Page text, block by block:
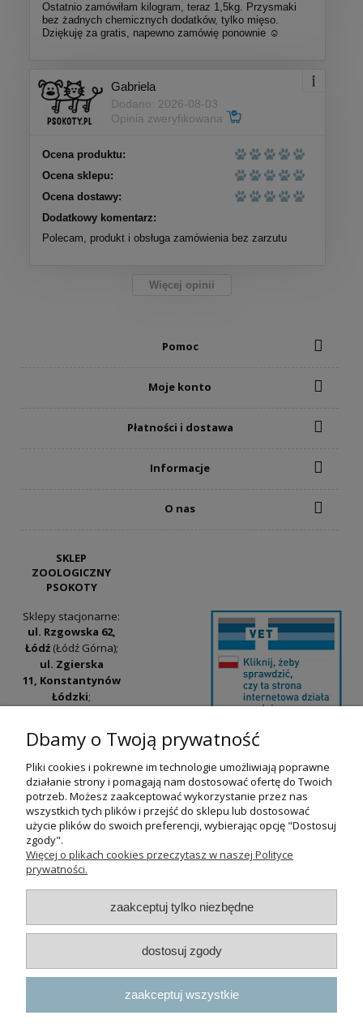
Ostatnio zamówiłam kilogram, teraz 1,5kg. Przysmaki
bez żadnych chemicznych dodatków, tylko mięso.
Dziękuję za gratis, napewno zamówię ponownie ☺️
Gabriela
Dodano: 2026-08-03
Opinia zweryfikowana
Ocena produktu:
Ocena sklepu:
Ocena dostawy:
Dodatkowy komentarz:
Polecam, produkt i obsługa zamówienia bez zarzutu
Więcej opinii
Pomoc
Moje konto
Płatności i dostawa
Informacje
O nas
SKLEP
ZOOLOGICZNY
PSOKOTY
Sklepy stacjonarne:
ul. Rzgowska 62,
Łódź(Łódź Górna);
ul. Zgierska
11, Konstantynów
Łódzki;
Widzew).
Godziny otwarcia:
pn-pt 9:00-17:00
+48 530 230 483
psokoty@psokoty.pl
Sklep internetowy Shoper.pl
Dbamy o Twoją prywatność
Pliki cookies i pokrewne im technologie umożliwiają poprawne
działanie strony i pomagają nam dostosować ofertę do Twoich
potrzeb. Możesz zaakceptować wykorzystanie przez nas
wszystkich tych plików i przejść do sklepu lub dostosować
użycie plików do swoich preferencji, wybierając opcję "Dostosuj
zgody".
Więcej o plikach cookies przeczytasz w naszej Polityce
prywatności.
zaakceptuj tylko niezbędne
dostosuj zgody
zaakceptuj wszystkie